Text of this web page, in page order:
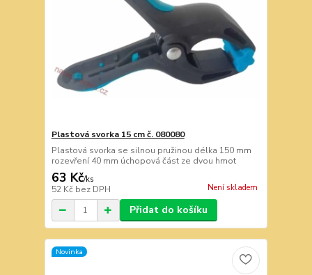
Plastová svorka 15 cm č. 080080
Plastová svorka se silnou pružinou délka 150 mm
rozevření 40 mm úchopová část ze dvou hmot
63 Kč/ks
52 Kč bez DPH Není skladem
Přidat do košíku
Novinka